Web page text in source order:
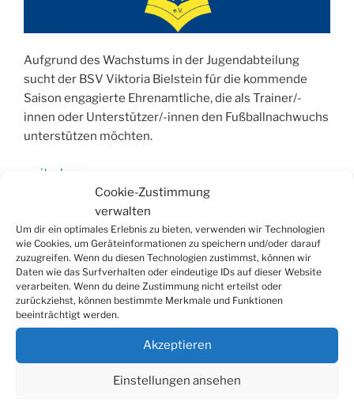
Cookie-Zustimmung
verwalten
Um dir ein optimales Erlebnis zu bieten, verwenden wir Technologien
wie Cookies, um Geräteinformationen zu speichern und/oder darauf
zuzugreifen. Wenn du diesen Technologien zustimmst, können wir
Daten wie das Surfverhalten oder eindeutige IDs auf dieser Website
verarbeiten. Wenn du deine Zustimmung nicht erteilst oder
zurückziehst, können bestimmte Merkmale und Funktionen
beeinträchtigt werden.
Akzeptieren
Einstellungen ansehen
Aufgrund des Wachstums in der Jugendabteilung
sucht der BSV Viktoria Bielstein für die kommende
Saison engagierte Ehrenamtliche, die als Trainer/-
innen oder Unterstützer/-innen den Fußballnachwuchs
unterstützen möchten.
„BSV
im
Jugendbereich
weiter
und
sucht
Unterstützung
Trainerteams“
weiterlesen
Seitennummerierung
der
Beiträge
Seite1
Suchen